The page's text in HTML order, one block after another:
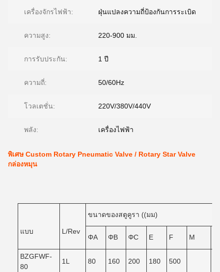
เครื่องจักรไฟฟ้า: ฝุ่นแปลงความถี่ป้องกันการระเบิด
ความสูง: 220-900 มม.
การรับประกัน: 1 ปี
ความถี่: 50/60Hz
โวลเตชั่น: 220V/380V/440V
พลัง: เครื่องไฟฟ้า
พิเศษ Custom Rotary Pneumatic Valve / Rotary Star Valve
กล่องหมุน
แบบ L/Rev
ขนาดของสตูคูรา ((มม)
ΦA ΦB ΦC E F M
BZGFWF-
80
1L 80 160 200 180 500